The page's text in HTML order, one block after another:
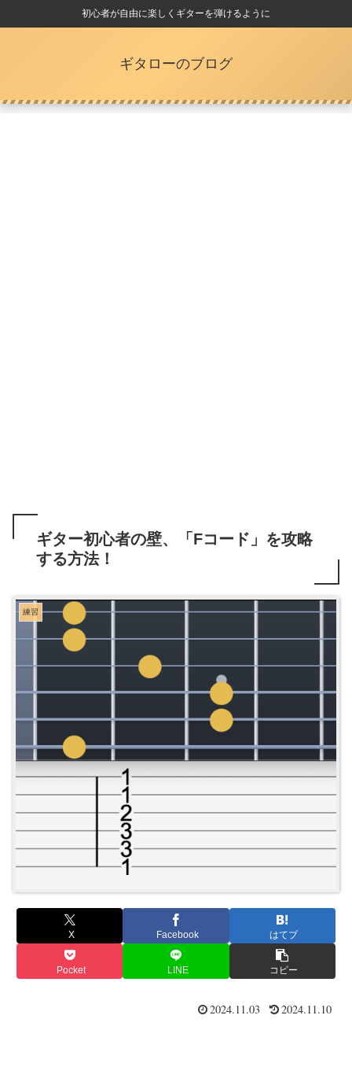
初心者が自由に楽しくギターを弾けるように
ギタローのブログ
ギター初心者の壁、「Fコード」を攻略
する方法！
練習
X Facebook はてブ
Pocket LINE コピー
2024.11.03 2024.11.10